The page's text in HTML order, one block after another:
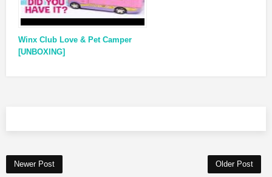
Winx Club Love & Pet Camper
[UNBOXING]
Newer Post Older Post